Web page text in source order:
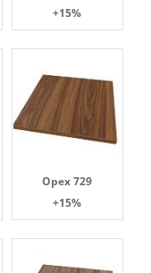
+15%
Орех 729
+15%